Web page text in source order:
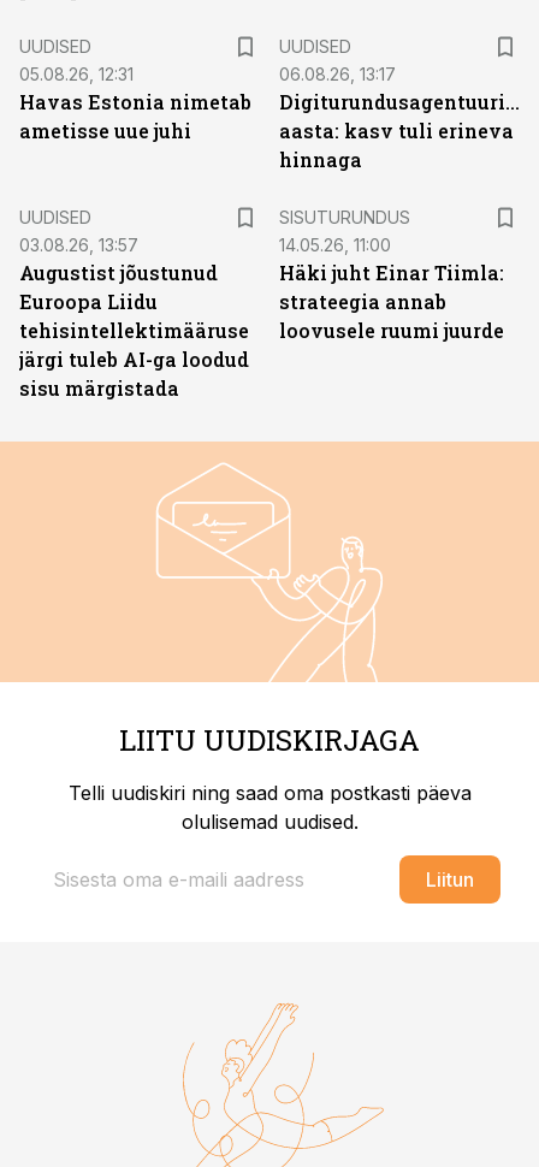
UUDISED
05.08.26, 12:31
Havas Estonia nimetab
ametisse uue juhi
UUDISED
06.08.26, 13:17
Digiturundusagentuuride
aasta: kasv tuli erineva
hinnaga
UUDISED
03.08.26, 13:57
Augustist jõustunud
Euroopa Liidu
tehisintellektimääruse
järgi tuleb AI-ga loodud
sisu märgistada
SISUTURUNDUS
14.05.26, 11:00
Häki juht Einar Tiimla:
strateegia annab
loovusele ruumi juurde
LIITU UUDISKIRJAGA
Telli uudiskiri ning saad oma postkasti päeva
olulisemad uudised.
Liitun